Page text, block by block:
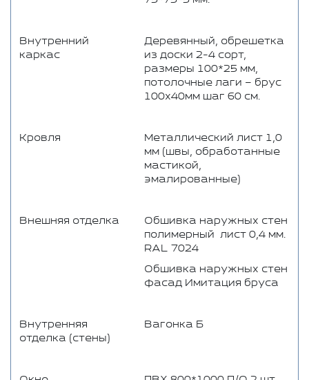
Внутренний
каркас
Деревянный, обрешетка
из доски 2-4 сорт,
размеры 100*25 мм,
потолочные лаги – брус
100х40мм шаг 60 см.
Кровля
Металлический лист 1,0
мм (швы, обработанные
мастикой,
эмалированные)
Внешняя отделка
Обшивка наружных стен
полимерный лист 0,4 мм.
RAL 7024
Обшивка наружных стен
фасад Имитация бруса
Внутренняя
отделка (стены)
Вагонка Б